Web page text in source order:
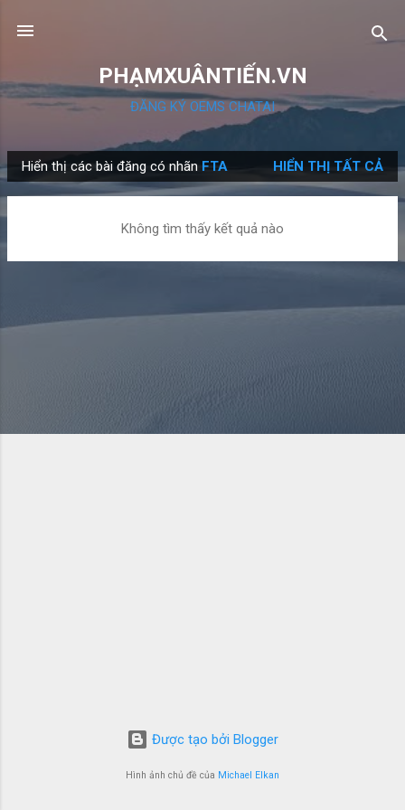
PHẠMXUÂNTIẾN.VN
ĐĂNG KÝ OEMS CHATAI
B
à
g
Hiển thị các bài đăng có nhãn FTA HIỂN THỊ TẤT CẢ
Không tìm thấy kết quả nào
Được tạo bởi Blogger
Hình ảnh chủ đề của Michael Elkan